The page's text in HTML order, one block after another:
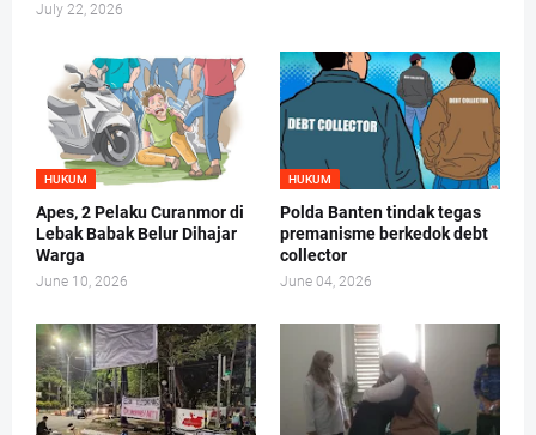
July 22, 2026
HUKUM
Apes, 2 Pelaku Curanmor di
Lebak Babak Belur Dihajar
Warga
June 10, 2026
HUKUM
Polda Banten tindak tegas
premanisme berkedok debt
collector
June 04, 2026